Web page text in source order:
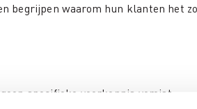
begrijpen waarom hun klanten het
specifieke voorkennis vereist.